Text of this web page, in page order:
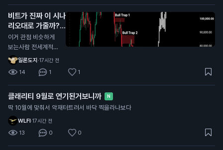
비트가 진짜 이 시나
리오대로 가줄까?
N
이거 관점 비슷하게
보는사람 전세계적으
로 너무 많던데
일론도지 ·17시간 전
14 1 1
클래리티 9월로 연기된거보니까 N
딱 10월에 맞춰서 악재터트려서 바닥 찍을라나보다
WLFI·17시간 전
13 0 0